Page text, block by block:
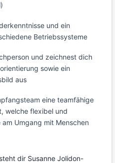
und ein
Betriebssysteme
und zeichnest dich
sowie ein
aus
eine teamfähige
welche flexibel und
Umgang mit Menschen
dir Susanne Jolidon-